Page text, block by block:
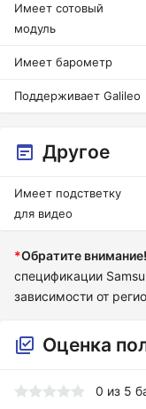
Имеет сотовый
модуль
Имеет барометр
Поддерживает Galileo
Другое
Имеет подстветку
для видео
*Обратите внимание!
спецификации
зависимости от
Оценка
0 из 5